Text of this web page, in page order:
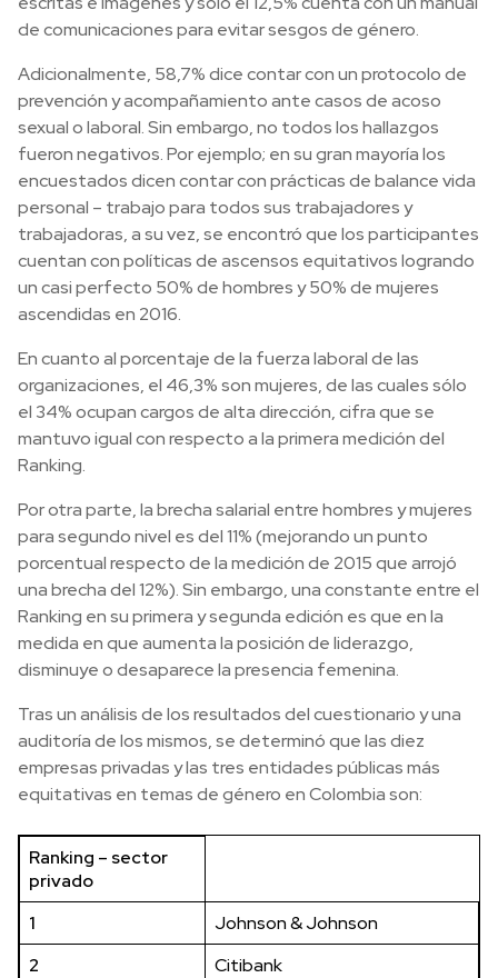
de comunicaciones para evitar sesgos de género.
Adicionalmente, 58,7% dice contar con un protocolo de
prevención y acompañamiento ante casos de acoso
sexual o laboral. Sin embargo, no todos los hallazgos
fueron negativos. Por ejemplo; en su gran mayoría los
encuestados dicen contar con prácticas de balance vida
personal – trabajo para todos sus trabajadores y
trabajadoras, a su vez, se encontró que los participantes
cuentan con políticas de ascensos equitativos logrando
un casi perfecto 50% de hombres y 50% de mujeres
ascendidas en 2016.
En cuanto al porcentaje de la fuerza laboral de las
organizaciones, el 46,3% son mujeres, de las cuales sólo
el 34% ocupan cargos de alta dirección, cifra que se
mantuvo igual con respecto a la primera medición del
Ranking.
Por otra parte, la brecha salarial entre hombres y mujeres
para segundo nivel es del 11% (mejorando un punto
porcentual respecto de la medición de 2015 que arrojó
una brecha del 12%). Sin embargo, una constante entre el
Ranking en su primera y segunda edición es que en la
medida en que aumenta la posición de liderazgo,
disminuye o desaparece la presencia femenina.
Tras un análisis de los resultados del cuestionario y una
auditoría de los mismos, se determinó que las diez
empresas privadas y las tres entidades públicas más
equitativas en temas de género en Colombia son:
Ranking – sector
privado
1
Johnson & Johnson
2
Citibank